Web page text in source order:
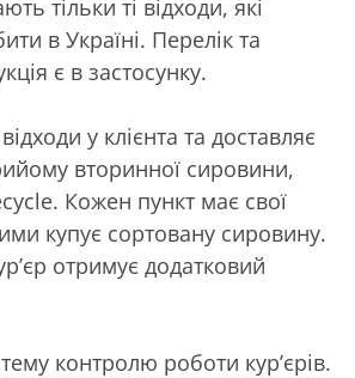
тільки ті відходи, які
в Україні. Перелік та
є в застосунку.
у клієнта та доставляє
вторинної сировини,
Кожен пункт має свої
купує сортовану сировину.
отримує додатковий
контролю роботи кур’єрів.